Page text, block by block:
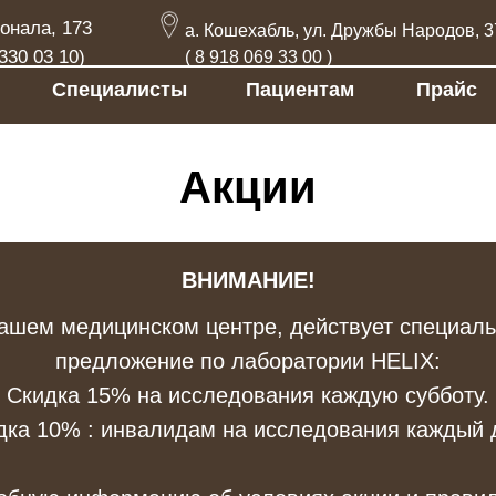
а. Кошехабль, ул. Дружбы Народов, 37
( 8 918 069 33 00 )
Специалисты Пациентам Акции
а. Кошехабль, ул. Дружбы Народов, 37
( 8 918 069 33 00 )
Акции
ВНИМАНИЕ!
медицинском центре, действует
предложение по лаборатории HELIX:
Скидка 15% на исследования каждую субботу.
10% : инвалидам на исследования каждый